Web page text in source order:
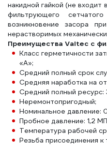
накидной гайкой (не входит
фильтрующего
возникновение засора
нерастворимых
Преимущества Valtec с
Класс герметичности
«А»;
Средний полный срок
Средняя наработка на
Средний полный
Неремонтопригодный;
Номинальное давление:
Пробное давление: 1,2
Температура рабочей
Резьба присоединения к